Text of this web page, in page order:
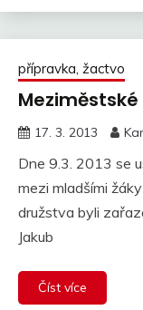
přípravka, žactvo
17. 3. 2013
Dne 9.3. 2013 se
mezi mladšími
družstva byli
Jakub
Číst více